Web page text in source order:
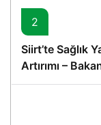
2
Siirt’te Sağlık
Artırımı –